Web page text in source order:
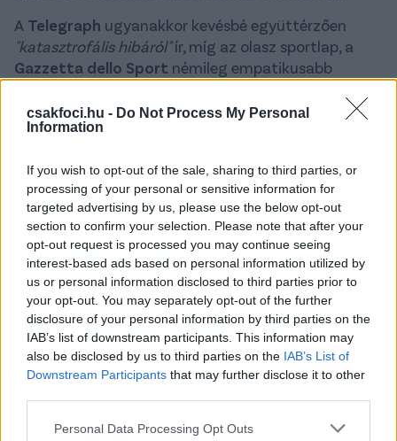
csakfoci.hu - Do Not Process My Personal
Information
If you wish to opt-out of the sale, sharing to third parties, or
processing of your personal or sensitive information for
targeted advertising by us, please use the below opt-out
section to confirm your selection. Please note that after your
opt-out request is processed you may continue seeing
interest-based ads based on personal information utilized by
us or personal information disclosed to third parties prior to
your opt-out. You may separately opt-out of the further
disclosure of your personal information by third parties on the
IAB’s list of downstream participants. This information may
also be disclosed by us to third parties on the IAB’s List of
Downstream Participants that may further disclose it to other
Please note that this website/app uses one or more Google
Personal Data Processing Opt Outs
A Telegraph ugyanakkor kevésbé együttérzően
"katasztrofális hibáról"ír, míg az olasz sportlap, a
Gazzetta dello Sport némileg empatikusabb
kegyetlennek " minősíti.
egyszerűen magabiztosabbnak, érettebbnek és
tapasztaltabbnak tűnt", egyúttal kiemeli, hogy a
párizsiakat irányító Luis Enrique a legendák közé
került,"csatlakozott ahhoz a szűk (edzői) körhöz,
amelynek tagjai három Bajnokok Ligáját nyertek"
spanyol tréner az első BL-diadalát, 2015-ben a
Barcelonával aratta.
Gazzetta dello Sport szerint Luis Enrique a saját
képére formálta a PSG-t, amely jelenleg Európa
legjobb csapata.
"Habár ezt a második trófeát tizenegyesekkel
nyerte, de megérdemelten"- teszik hozzá.